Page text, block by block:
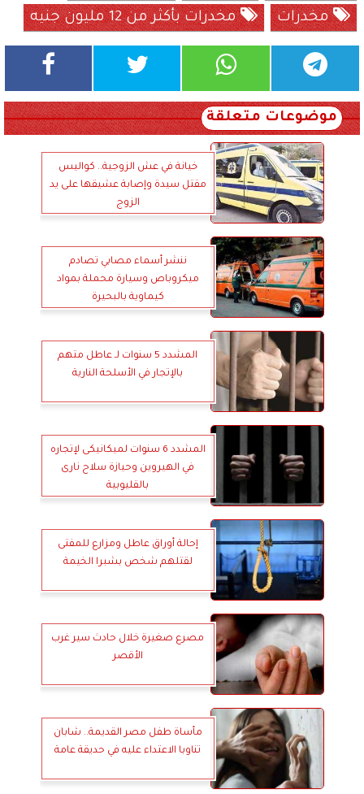
مخدرات
مخدرات بأكثر من 12 مليون جنيه
موضوعات متعلقة
خيانة في عش الزوجية.. كواليس
مقتل سيدة وإصابة عشيقها على يد
الزوج
ننشر أسماء مصابي تصادم
ميكروباص وسيارة محملة بمواد
كيماوية بالبحيرة
المشدد 5 سنوات لـ عاطل متهم
بالإتجار في الأسلحة النارية
المشدد 6 سنوات لميكانيكى لإتجاره
في الهيروين وحيازة سلاح نارى
بالقليوبية
إحالة أوراق عاطل ومزارع للمفتى
لقتلهم شخص بشبرا الخيمة
مصرع صغيرة خلال حادث سير غرب
الأقصر
مأساة طفل مصر القديمة.. شابان
تناوبا الاعتداء عليه في حديقة عامة